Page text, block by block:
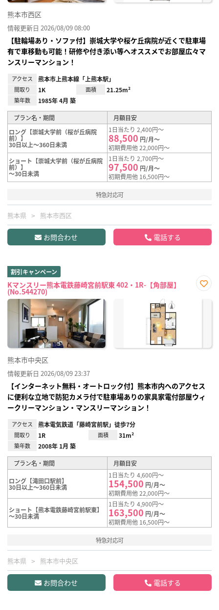
熊本市西区
情報更新日 2026/08/09 08:00
【駐輪場あり・ソファ付】崇城大学や桜ケ丘病院が近くで駐車場
有で車移動も可能！研修や付き添い等へオススメでお部屋広々マ
ンスリーマンション！
アクセス 熊本市上熊本線「上熊本駅」
間取り 1K 面積 21.25m²
築年数 1985年 4月 築
プラン名・期間
月額目安
ロング【崇城大学前（桜が丘病院
前）】
30日以上～360日未満
1日当たり 2,400円～
88,500 円/月～
初期費用他 22,000円～
ショート【崇城大学前（桜が丘病院
前）】
～30日未満
1日当たり 2,700円～
97,500 円/月～
初期費用他 16,500円～
特急対応可
熊本県 熊本市西区
お問合わせ 電話する
割引キャンペーン
Kマンスリー熊本電鉄藤崎宮前駅東 402・1R-【角部屋】
(No.544270)
に入
熊本市中央区
情報更新日 2026/08/09 23:37
【インターネット無料・オートロック付】熊本市内へのアクセス
に便利な立地で防犯カメラ付で駐車場ありの家具家電付部屋ウィ
ークリーマンション・マンスリーマンション！
アクセス 熊本電気鉄道「藤崎宮前駅」徒歩7分
間取り 1R 面積 31m²
築年数 2008年 1月 築
プラン名・期間 月額目安
ロング【滝田口駅前】
30日以上～360日未満
1日当たり 4,600円～
154,500 円/月～
初期費用他 22,000円～
ショート【熊本電鉄藤崎宮前駅東】
～30日未満
1日当たり 4,900円～
163,500 円/月～
初期費用他 16,500円～
特急対応可
熊本県 熊本市中央区
お問合わせ 電話する